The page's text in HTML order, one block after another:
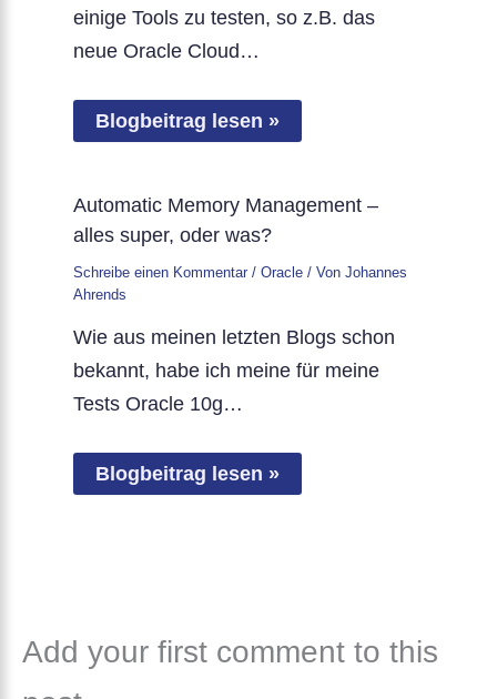
einige Tools zu testen, so z.B. das
neue Oracle Cloud…
Blogbeitrag lesen »
Automatic Memory Management –
alles super, oder was?
Schreibe einen Kommentar / Oracle/ Von Johannes
Ahrends
Wie aus meinen letzten Blogs schon
bekannt, habe ich meine für meine
Tests Oracle 10g…
Blogbeitrag lesen »
Add your first comment to this